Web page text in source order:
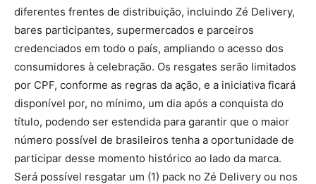
diferentes frentes de distribuição, incluindo Zé Delivery,
bares participantes, supermercados e parceiros
credenciados em todo o país, ampliando o acesso dos
consumidores à celebração. Os resgates serão limitados
por CPF, conforme as regras da ação, e a iniciativa ficará
disponível por, no mínimo, um dia após a conquista do
título, podendo ser estendida para garantir que o maior
número possível de brasileiros tenha a oportunidade de
participar desse momento histórico ao lado da marca.
Será possível resgatar um (1) pack no Zé Delivery ou nos